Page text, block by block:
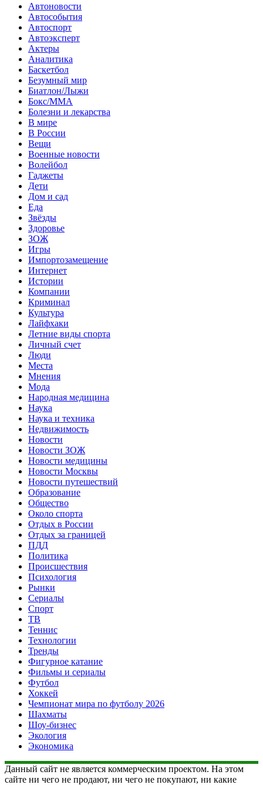
Автоновости
Автособытия
Автоспорт
Автоэксперт
Актеры
Аналитика
Баскетбол
Безумный мир
Биатлон/Лыжи
Бокс/MMA
Болезни и лекарства
В мире
В России
Вещи
Военные новости
Волейбол
Гаджеты
Дети
Дом и сад
Еда
Звёзды
Здоровье
ЗОЖ
Игры
Импортозамещение
Интернет
Истории
Компании
Криминал
Культура
Лайфхаки
Летние виды спорта
Личный счет
Люди
Места
Мнения
Мода
Народная медицина
Наука
Наука и техника
Недвижимость
Новости
Новости ЗОЖ
Новости медицины
Новости Москвы
Новости путешествий
Образование
Общество
Около спорта
Отдых в России
Отдых за границей
ПДД
Политика
Происшествия
Психология
Рынки
Сериалы
Спорт
ТВ
Теннис
Технологии
Тренды
Фигурное катание
Фильмы и сериалы
Футбол
Хоккей
Чемпионат мира по футболу 2026
Шахматы
Шоу-бизнес
Экология
Экономика
Данный сайт не является коммерческим проектом. На этом
сайте ни чего не продают, ни чего не покупают, ни какие